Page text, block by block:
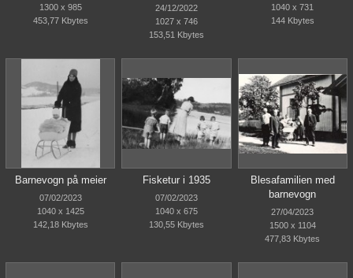
1300 x 985
453,77 Kbytes
24/12/2022
1027 x 746
153,51 Kbytes
1040 x 731
144 Kbytes
Barnevogn på meier
07/02/2023
1040 x 1425
142,18 Kbytes
Fisketur i 1935
07/02/2023
1040 x 675
130,55 Kbytes
Blesafamilien med
barnevogn
27/04/2023
1500 x 1104
477,83 Kbytes